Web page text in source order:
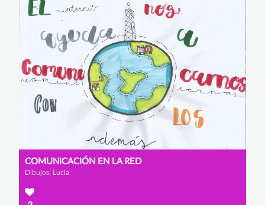
COMUNICACIÓN EN LA RED
Dibujos, Lucía